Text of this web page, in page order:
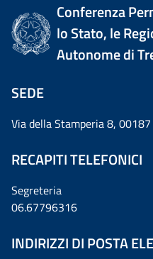
Conferenza
lo Stato, le
Autonome di
SEDE
Via della Stamperia 8, 00187
RECAPITI TELEFONICI
Segreteria
06.67796316
INDIRIZZI DI POSTA